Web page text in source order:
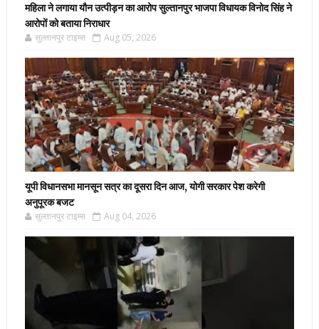
महिला ने लगाया यौन उत्पीड़न का आरोप सुल्तानपुर भाजपा विधायक विनोद सिंह ने
आरोपों को बताया निराधार
सुल्तानपुर टाइम्स Aug 05, 2026
यूपी विधानसभा मानसून सत्र का दूसरा दिन आज, योगी सरकार पेश करेगी
अनुपूरक बजट
सुल्तानपुर टाइम्स Aug 04, 2026